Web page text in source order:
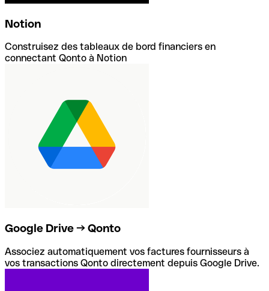
Notion
Construisez des tableaux de bord financiers en
connectant Qonto à Notion
Google Drive → Qonto
Associez automatiquement vos factures fournisseurs à
vos transactions Qonto directement depuis Google Drive.